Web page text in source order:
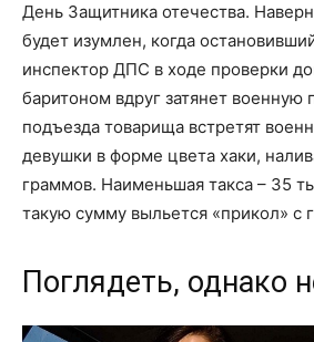
День Защитника отечества.
будет изумлен, когда
инспектор ДПС в ходе проверки
баритоном вдруг затянет
подъезда товарища встретят
девушки в форме цвета хаки,
граммов. Наименьшая такса – 35
такую сумму выльется «прикол» с
Поглядеть, однако